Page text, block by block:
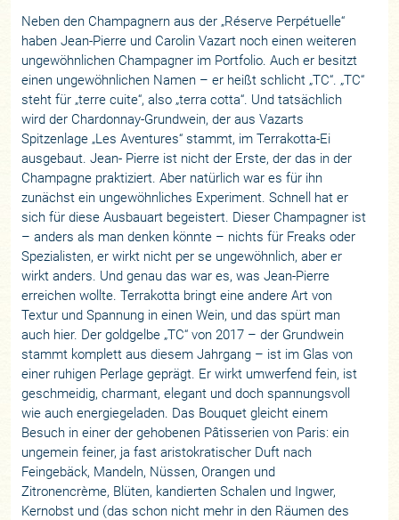
Neben den Champagnern aus der „Réserve Perpétuelle“
haben Jean-Pierre und Carolin Vazart noch einen weiteren
ungewöhnlichen Champagner im Portfolio. Auch er besitzt
einen ungewöhnlichen Namen – er heißt schlicht „TC“. „TC“
steht für „terre cuite“, also „terra cotta“. Und tatsächlich
wird der Chardonnay-Grundwein, der aus Vazarts
Spitzenlage „Les Aventures“ stammt, im Terrakotta-Ei
ausgebaut. Jean- Pierre ist nicht der Erste, der das in der
Champagne praktiziert. Aber natürlich war es für ihn
zunächst ein ungewöhnliches Experiment. Schnell hat er
sich für diese Ausbauart begeistert. Dieser Champagner ist
– anders als man denken könnte – nichts für Freaks oder
Spezialisten, er wirkt nicht per se ungewöhnlich, aber er
wirkt anders. Und genau das war es, was Jean-Pierre
erreichen wollte. Terrakotta bringt eine andere Art von
Textur und Spannung in einen Wein, und das spürt man
auch hier. Der goldgelbe „TC“ von 2017 – der Grundwein
stammt komplett aus diesem Jahrgang – ist im Glas von
einer ruhigen Perlage geprägt. Er wirkt umwerfend fein, ist
geschmeidig, charmant, elegant und doch spannungsvoll
wie auch energiegeladen. Das Bouquet gleicht einem
Besuch in einer der gehobenen Pâtisserien von Paris: ein
ungemein feiner, ja fast aristokratischer Duft nach
Feingebäck, Mandeln, Nüssen, Orangen und
Zitronencrème, Blüten, kandierten Schalen und Ingwer,
Kernobst und (das schon nicht mehr in den Räumen des